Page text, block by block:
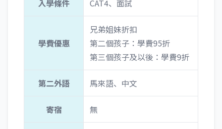
入學條件 CAT4、面試
學費優惠
兄弟姐妹折扣
第二個孩子：學費95折
第三個孩子及以後：學費9折
第二外語 馬來語、中文
寄宿 無